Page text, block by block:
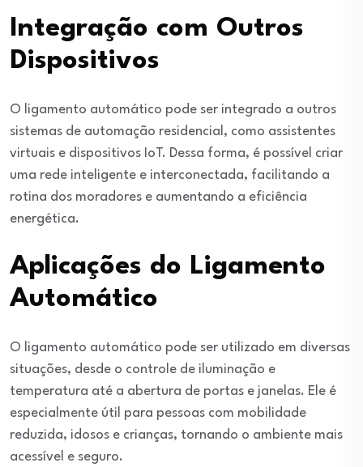
Integração com Outros
Dispositivos
O ligamento automático pode ser integrado a outros
sistemas de automação residencial, como assistentes
virtuais e dispositivos IoT. Dessa forma, é possível criar
uma rede inteligente e interconectada, facilitando a
rotina dos moradores e aumentando a eficiência
energética.
Aplicações do Ligamento
Automático
O ligamento automático pode ser utilizado em diversas
situações, desde o controle de iluminação e
temperatura até a abertura de portas e janelas. Ele é
especialmente útil para pessoas com mobilidade
reduzida, idosos e crianças, tornando o ambiente mais
acessível e seguro.